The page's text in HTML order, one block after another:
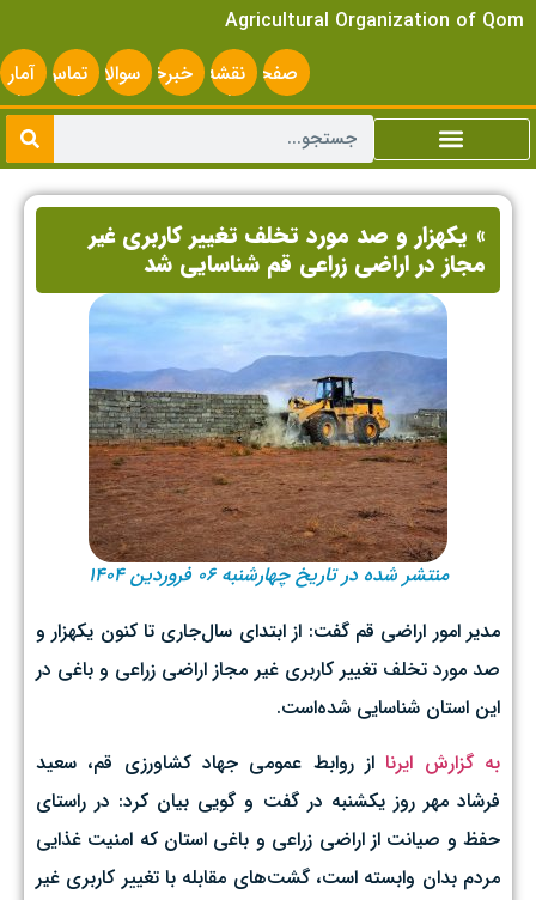
Agricultural Organization of Qom
صفحه
اصلی
نقشه
سایت
خبرخوانسوالات
متداول
تماس
با ما
آمار
» یکهزار و صد مورد تخلف تغییر کاربری غیر
مجاز در اراضی زراعی قم شناسایی شد
منتشر شده در تاریخ چهارشنبه ۰۶ فروردین ۱۴۰۴
مدیر امور اراضی قم گفت: از ابتدای سال‌جاری تا کنون یکهزار و
صد مورد تخلف تغییر کاربری غیر مجاز اراضی زراعی و باغی در
این استان شناسایی شده‌است.
به گزارش ایرنا از روابط عمومی جهاد کشاورزی قم، سعید
فرشاد مهر روز یکشنبه در گفت و گویی بیان کرد: در راستای
حفظ و صیانت از اراضی زراعی و باغی استان که امنیت غذایی
مردم بدان وابسته است، گشت‌های مقابله با تغییر کاربری غیر